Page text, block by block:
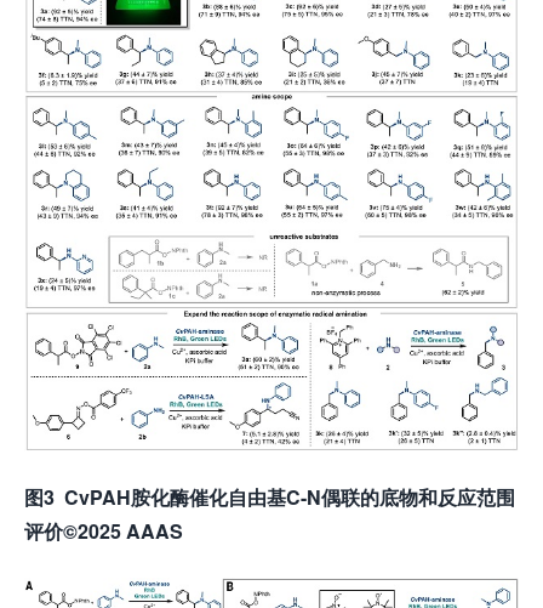
图3 CvPAH胺化酶催化自由基C-N偶联的底物和反应范围
评价©2025 AAAS